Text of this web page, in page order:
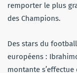
remporter le plus
des Champions.
Des stars du
européens :
montante